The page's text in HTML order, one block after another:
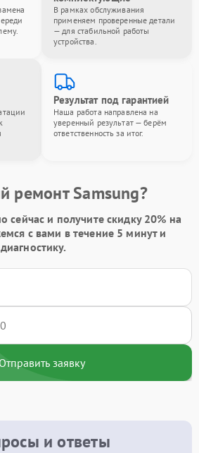
В рамках обслуживания
применяем проверенные детали
— для стабильной работы
устройства.
Результат под гарантией
Наша работа направлена на
уверенный результат — берём
ответственность за итог.
ремонт Samsung?
сейчас и получите скидку 20% на
с вами в течение 5 минут и
Отправить заявку
и ответы